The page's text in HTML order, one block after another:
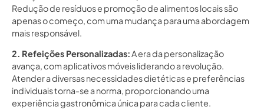
Redução de resíduos e promoção de alimentos locais são
apenas o começo, com uma mudança para uma abordagem
mais responsável.
2. Refeições Personalizadas:A era da personalização
avança, com aplicativos móveis liderando a revolução.
Atender a diversas necessidades dietéticas e preferências
individuais torna-se a norma, proporcionando uma
experiência gastronômica única para cada cliente.